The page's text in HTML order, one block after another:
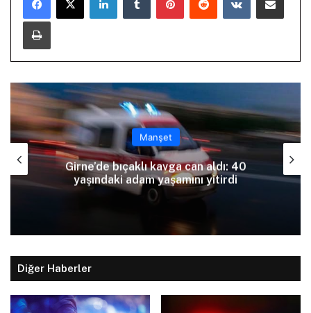
Yazdır
Manşet
Girne’de bıçaklı kavga can aldı: 40
yaşındaki adam yaşamını yitirdi
Diğer Haberler